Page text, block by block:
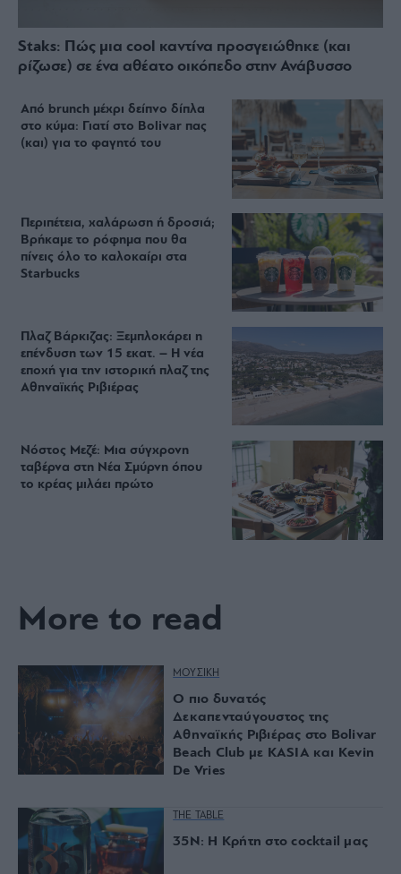
Staks: Πώς μια cool καντίνα προσγειώθηκε (και
ρίζωσε) σε ένα αθέατο οικόπεδο στην Ανάβυσσο
Από brunch μέχρι δείπνο δίπλα
στο κύμα: Γιατί στο Bolivar πας
(και) για το φαγητό του
Περιπέτεια, χαλάρωση ή δροσιά;
Βρήκαμε το ρόφημα που θα
πίνεις όλο το καλοκαίρι στα
Starbucks
Πλαζ Βάρκιζας: Ξεμπλοκάρει η
επένδυση των 15 εκατ. – Η νέα
εποχή για την ιστορική πλαζ της
Αθηναϊκής Ριβιέρας
Νόστος Μεζέ: Μια σύγχρονη
ταβέρνα στη Νέα Σμύρνη όπου
το κρέας μιλάει πρώτο
More to read
ΜΟΥΣΙΚΗ
Ο πιο δυνατός
Δεκαπενταύγουστος της
Αθηναϊκής Ριβιέρας στο Bolivar
Beach Club με KASIA και Kevin
De Vries
THE TABLE
35Ν: Η Κρήτη στο cocktail μας